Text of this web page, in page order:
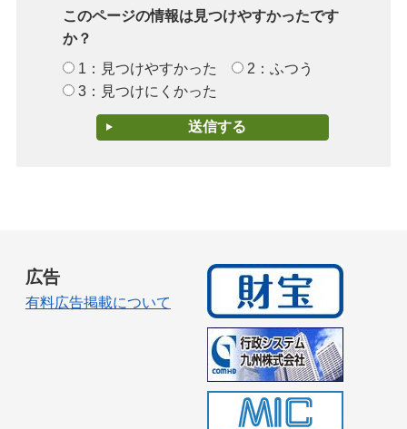
このページの情報は見つけやすかったです
か？
1：見つけやすかった
2：ふつう
3：見つけにくかった
広告
有料広告掲載について